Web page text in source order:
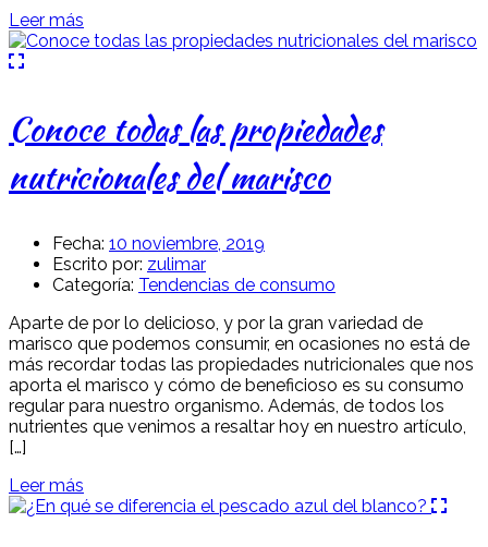
Leer más
Conoce todas las propiedades
nutricionales del marisco
Fecha: 10 noviembre, 2019
Escrito por: zulimar
Categoría: Tendencias de consumo
Aparte de por lo delicioso, y por la gran variedad de
marisco que podemos consumir, en ocasiones no está de
más recordar todas las propiedades nutricionales que nos
aporta el marisco y cómo de beneficioso es su consumo
regular para nuestro organismo. Además, de todos los
nutrientes que venimos a resaltar hoy en nuestro artículo,
[…]
Leer más